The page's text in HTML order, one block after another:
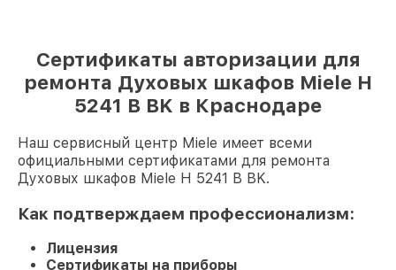
Сертификаты авторизации для
ремонта Духовых шкафов Miele H
5241 B BK в Краснодаре
Наш сервисный центр Miele имеет всеми
официальными сертификатами для ремонта
Духовых шкафов Miele H 5241 B BK.
Как подтверждаем профессионализм:
Лицензия
Сертификаты на приборы